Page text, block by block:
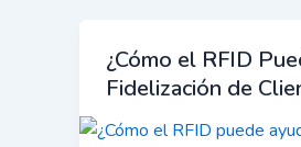
¿Cómo el RFID
Fidelización de